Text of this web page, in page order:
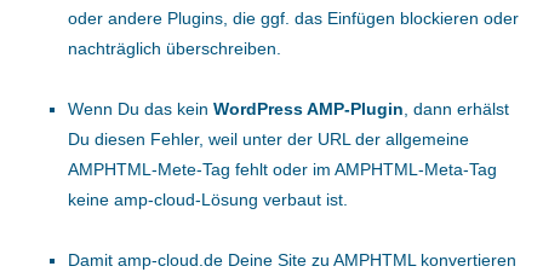
oder andere Plugins, die ggf. das Einfügen blockieren oder
nachträglich überschreiben.
Wenn Du das kein WordPress AMP-Plugin , dann erhälst
Du diesen Fehler, weil unter der URL der allgemeine
AMPHTML-Mete-Tag fehlt oder im AMPHTML-Meta-Tag
keine amp-cloud-Lösung verbaut ist.
Damit amp-cloud.de Deine Site zu AMPHTML konvertieren